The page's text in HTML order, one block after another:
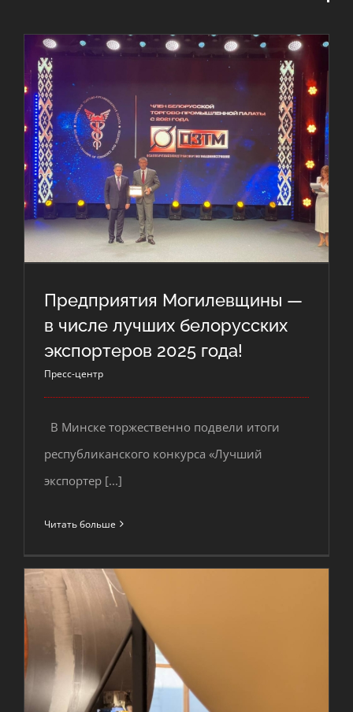
Предприятия Могилевщины — в
числе лучших белорусских
в числе лучших белорусских
экспортеров 2025 года!
Пресс-центр
республиканского конкурса «Лучший
экспортер [...]